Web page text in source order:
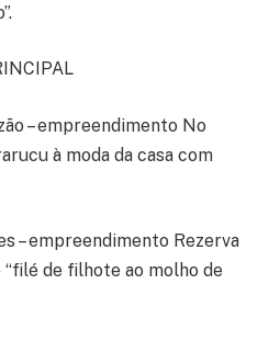
– empreendimento No
à moda da casa com
– empreendimento Rezerva
de filhote ao molho de